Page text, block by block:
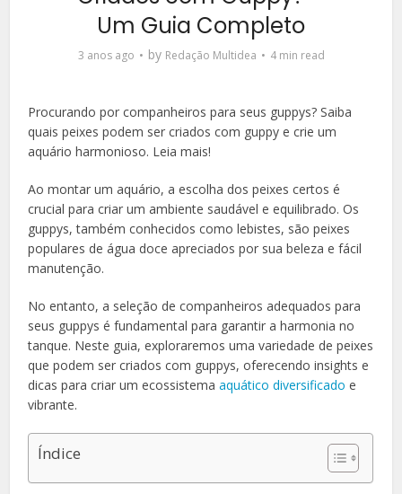
Um Guia Completo
3 anos ago by Redação Multidea 4 min read
Procurando por companheiros para seus guppys? Saiba
quais peixes podem ser criados com guppy e crie um
aquário harmonioso. Leia mais!
Ao montar um aquário, a escolha dos peixes certos é
crucial para criar um ambiente saudável e equilibrado. Os
guppys, também conhecidos como lebistes, são peixes
populares de água doce apreciados por sua beleza e fácil
manutenção.
No entanto, a seleção de companheiros adequados para
seus guppys é fundamental para garantir a harmonia no
tanque. Neste guia, exploraremos uma variedade de peixes
que podem ser criados com guppys, oferecendo insights e
dicas para criar um ecossistemaaquático diversificado e
vibrante.
Índice